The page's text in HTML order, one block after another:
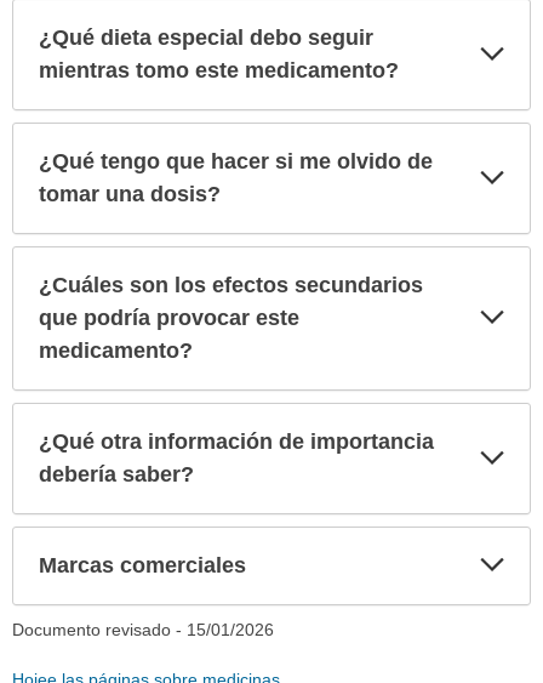
¿Qué dieta especial debo seguir
mientras tomo este medicamento?
¿Qué tengo que hacer si me olvido de
tomar una dosis?
¿Cuáles son los efectos secundarios
que podría provocar este
medicamento?
¿Qué otra información de importancia
debería saber?
Marcas comerciales
Documento revisado - 15/01/2026